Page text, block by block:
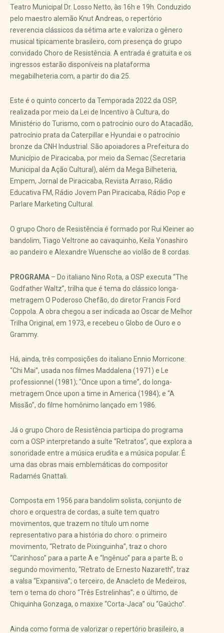
Teatro Municipal Dr. Losso Netto, às 16h e 19h. Conduzido
pelo maestro alemão Knut Andreas, o repertório
reverencia clássicos da sétima arte e valoriza o gênero
musical tipicamente brasileiro, com presença do grupo
convidado Choro de Resistência. A entrada é gratuita e os
ingressos estarão disponíveis na plataforma
megabilheteria.com, a partir do dia 25.
Este é o quinto concerto da Temporada 2022 da OSP,
realizada por meio da Lei de Incentivo à Cultura, do
Ministério do Turismo, com o patrocínio ouro do Atacadão,
patrocínio prata da Caterpillar e Hyundai e o patrocínio
bronze da CNH Industrial. São apoiadores a Prefeitura do
Município de Piracicaba, por meio da Semac (Secretaria
Municipal da Ação Cultural), além da Mega Bilheteria,
Empem, Jornal de Piracicaba, Revista Arraso, Rádio
Educativa FM, Rádio Jovem Pan Piracicaba, Rádio Pop e
Parlare Marketing Cultural.
O grupo Choro de Resistência é formado por Rui Kleiner ao
bandolim, Tiago Veltrone ao cavaquinho, Keila Yonashiro
ao pandeiro e Alexandre Wuensche ao violão de 8 cordas.
PROGRAMA – Do italiano Nino Rota, a OSP executa “The
Godfather Waltz”, trilha que é tema do clássico longa-
metragem O Poderoso Chefão, do diretor Francis Ford
Coppola. A obra chegou a ser indicada ao Oscar de Melhor
Trilha Original, em 1973, e recebeu o Globo de Ouro e o
Grammy.
Há, ainda, três composições do italiano Ennio Morricone:
“Chi Mai”, usada nos filmes Maddalena (1971) e Le
professionnel (1981); “Once upon a time”, do longa-
metragem Once upon a time in America (1984); e “A
Missão”, do filme homônimo lançado em 1986.
Já o grupo Choro de Resistência participa do programa
com a OSP interpretando a suíte “Retratos”, que explora a
sonoridade entre a música erudita e a música popular. É
uma das obras mais emblemáticas do compositor
Radamés Gnattali.
Composta em 1956 para bandolim solista, conjunto de
choro e orquestra de cordas, a suíte tem quatro
movimentos, que trazem no título um nome
representativo para a história do choro: o primeiro
movimento, “Retrato de Pixinguinha”, traz o choro
“Carinhoso” para a parte A e “Ingênuo” para a parte B; o
segundo movimento, “Retrato de Ernesto Nazareth”, traz
a valsa “Expansiva”; o terceiro, de Anacleto de Medeiros,
tem o tema do choro “Três Estrelinhas”; e o último, de
Chiquinha Gonzaga, o maxixe “Corta-Jaca” ou “Gaúcho”.
Ainda como forma de valorizar o repertório brasileiro, a